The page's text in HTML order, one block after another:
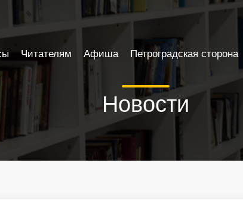
Новости
Читателям Афиша Петроградская сторона